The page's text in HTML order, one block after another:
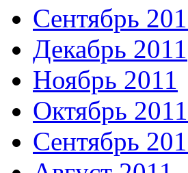
Сентябрь
Декабрь 2011
Ноябрь 2011
Октябрь 2011
Сентябрь